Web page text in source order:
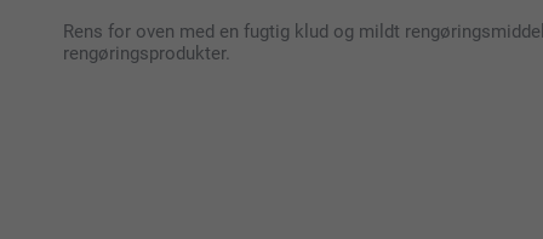
Rens for oven med en fugtig klud og mildt
rengøringsprodukter.